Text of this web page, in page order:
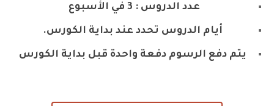
عدد الدروس : 3 في الأسبوع
أيام الدروس تحدد عند بداية الكورس.
يتم دفع الرسوم دفعة واحدة قبل بداية الكورس